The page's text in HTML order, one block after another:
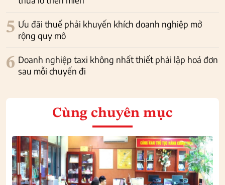
5 Ưu đãi thuế phải khuyến khích doanh nghiệp mở
rộng quy mô
6 Doanh nghiệp taxi không nhất thiết phải lập hoá đơn
sau mỗi chuyến đi
Cùng chuyên mục